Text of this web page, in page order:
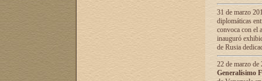
31 de marzo
diplomáticas
convoca con el
inauguró
de Rusia
22 de marzo
Generalísimo